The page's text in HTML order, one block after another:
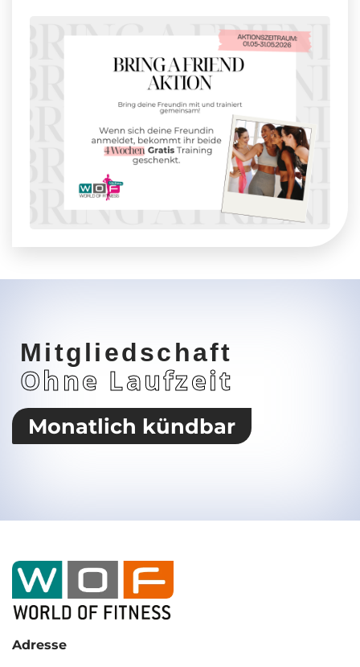
Mitgliedschaft
Ohne Laufzeit
Monatlich kündbar
Adresse